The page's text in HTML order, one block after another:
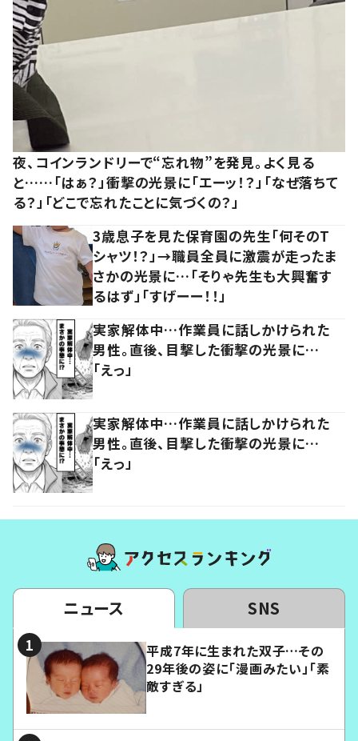
夜、コインランドリーで“忘れ物”を発見。よく見る
と……「はぁ？」衝撃の光景に「エーッ！？」「なぜ落ちて
る？」「どこで忘れたことに気づくの？」
3歳息子を見た保育園の先生「何そのT
シャツ！？」→職員全員に激震が走ったま
さかの光景に…「そりゃ先生も大興奮す
るはず」「すげーー！！」
実家解体中…作業員に話しかけられた
男性。直後、目撃した衝撃の光景に…
「えっ」
実家解体中…作業員に話しかけられた
男性。直後、目撃した衝撃の光景に…
「えっ」
ニュース SNS
平成7年に生まれた双子…その
29年後の姿に「漫画みたい」「素
敵すぎる」